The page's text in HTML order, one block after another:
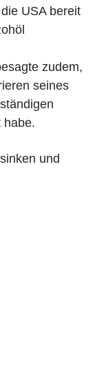
USA bereit
zudem,
seines
habe.
und